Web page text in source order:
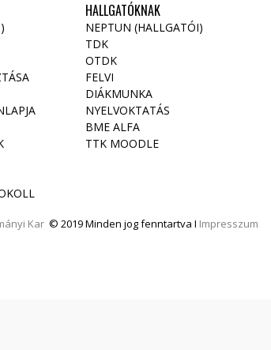
Kar © 2019 Minden jog fenntartva I Impresszum
HALLGATÓKNAK
NEPTUN (HALLGATÓI)
TDK
OTDK
FELVI
DIÁKMUNKA
NYELVOKTATÁS
BME ALFA
TTK MOODLE